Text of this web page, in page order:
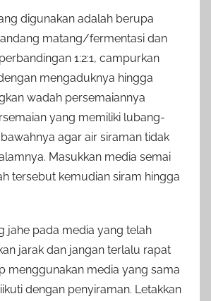
digunakan adalah berupa
matang/fermentasi dan
1:2:1, campurkan
mengaduknya hingga
wadah persemaiannya
yang memiliki lubang-
agar air siraman tidak
Masukkan media semai
tersebut kemudian siram hingga
jahe pada media yang telah
jarak dan jangan terlalu rapat
menggunakan media yang sama
dengan penyiraman. Letakkan